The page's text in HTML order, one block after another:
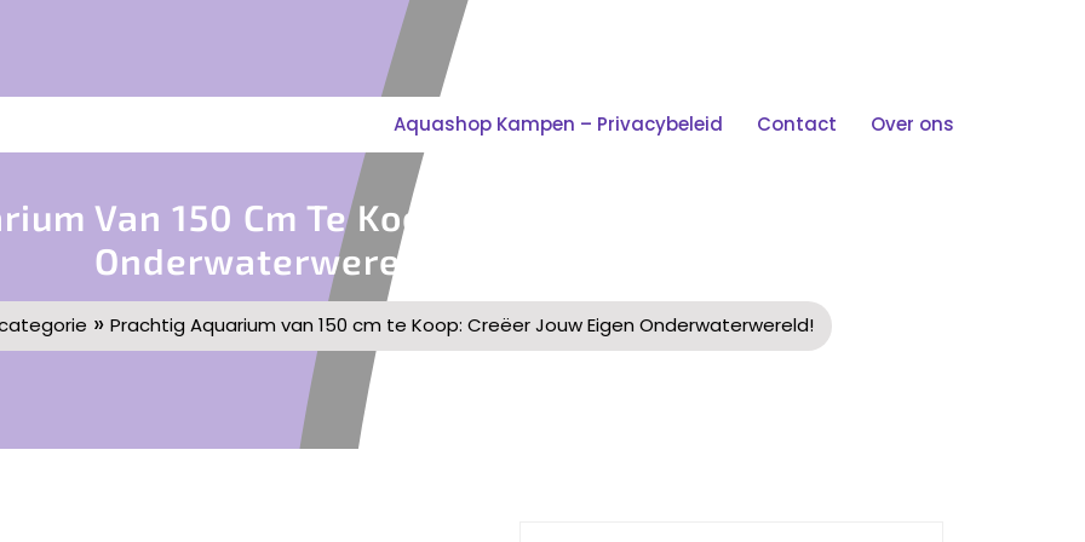
Aquashop Kampen – Privacybeleid Contact Over ons
Van 150 Cm Te Koop: Creëer Jouw Eigen
Onderwaterwereld!
» Prachtig Aquarium van 150 cm te Koop: Creëer Jouw Eigen Onderwaterwereld!